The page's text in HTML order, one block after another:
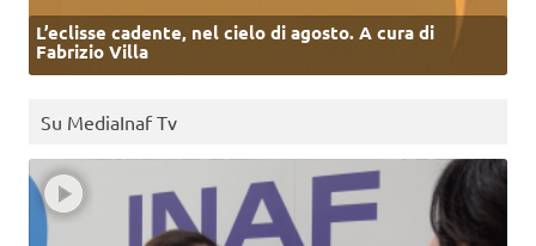
L’eclisse cadente, nel cielo di agosto. A cura di
Fabrizio Villa
Su MediaInaf Tv